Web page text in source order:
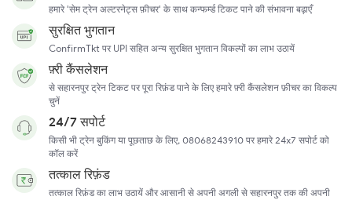
हमारे 'सेम ट्रेन अल्टरनेट्स फ़ीचर' के साथ कन्फर्म्ड टिकट पाने की संभावना बढ़ाएँ
सुरक्षित भुगतान
ConfirmTkt पर UPI सहित अन्य सुरक्षित भुगतान विकल्पों का लाभ उठायें
फ़्री कैंसलेशन
से सहारनपुर ट्रेन टिकट पर पूरा रिफ़ंड पाने के लिए हमारे फ़्री कैंसलेशन फ़ीचर का विकल्प
चुनें
24/7 सपोर्ट
किसी भी ट्रेन बुकिंग या पूछताछ के लिए, 08068243910 पर हमारे 24x7 सपोर्ट को
कॉल करें
तत्काल रिफ़ंड
तत्काल रिफ़ंड का लाभ उठायें और आसानी से अपनी अगली से सहारनपुर तक की अपनी